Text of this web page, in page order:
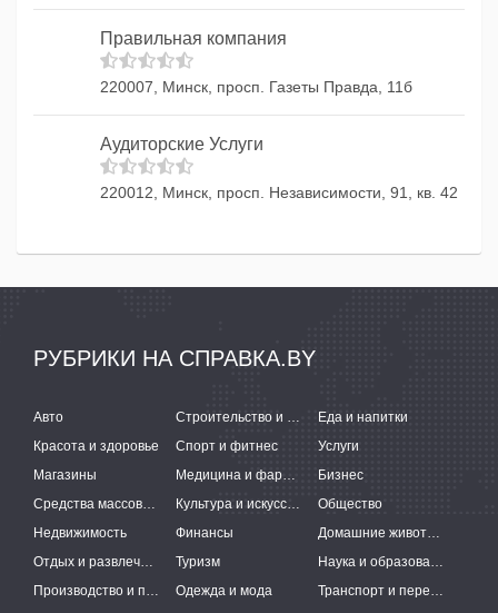
Правильная компания
220007, Минск, просп. Газеты Правда, 11б
Аудиторские Услуги
220012, Минск, просп. Независимости, 91, кв. 42
РУБРИКИ НА СПРАВКА.BY
Авто Строительство и ремонт
Еда и напитки
Красота и здоровье
Спорт и фитнес
Услуги
Магазины
Медицина и фармацевтика
Бизнес
Средства массовой информации
Культура и искусство
Общество
Недвижимость
Финансы
Домашние животные
Отдых и развлечения
Туризм
Наука и образование
Производство и поставки
Одежда и мода
Транспорт и перевозки